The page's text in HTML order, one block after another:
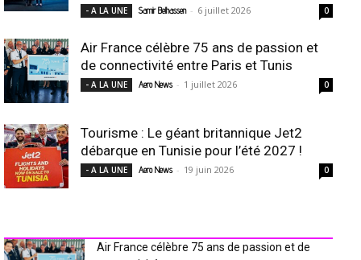
- A LA UNE Samir Belhassen - 6 juillet 2026 0
Air France célèbre 75 ans de passion et
de connectivité entre Paris et Tunis
- A LA UNE Aero News - 1 juillet 2026 0
Tourisme : Le géant britannique Jet2
débarque en Tunisie pour l’été 2027 !
- A LA UNE Aero News - 19 juin 2026 0
Air France célèbre 75 ans de passion et de